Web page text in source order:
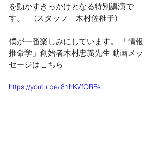
を動かすきっかけとなる特別講演で
す。　 (スタッフ　木村佐稚子)
僕が一番楽しみにしています。 「情報
推命学」創始者木村忠義先生 動画メッ
セージはこちら
https://youtu.be/l81hKVfORBs